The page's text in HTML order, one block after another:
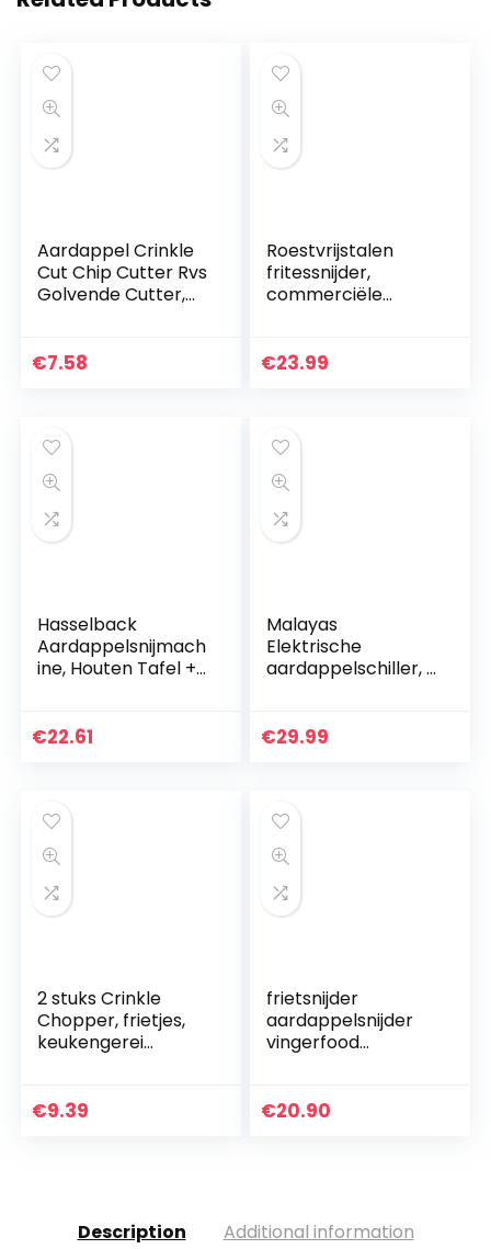
Aardappel Crinkle
Cut Chip Cutter Rvs
Golvende Cutter,
Salade
€7.58
Roestvrijstalen
fritessnijder,
commerciële
ine, inclusief
€23.99
Hasselback
Aardappelsnijmach
ine, Houten Tafel +
Aardappelschijfjes,
€22.61
Malayas
Elektrische
aardappelschiller, 2
roterende
€29.99
2 stuks Crinkle
Chopper, frietjes,
keukengerei
Wave Cutter
€9.39
frietsnijder
aardappelsnijder
vingerfood
snack
€20.90
Description Additional information